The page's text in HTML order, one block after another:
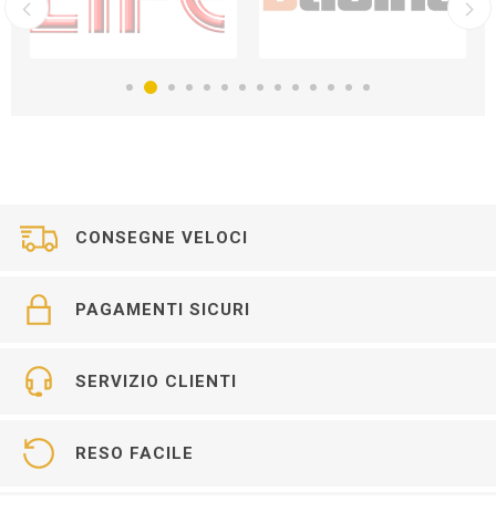
CONSEGNE VELOCI
PAGAMENTI SICURI
SERVIZIO CLIENTI
RESO FACILE